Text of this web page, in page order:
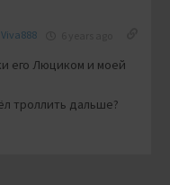
Viva888
его Люциком и моей
троллить дальше?